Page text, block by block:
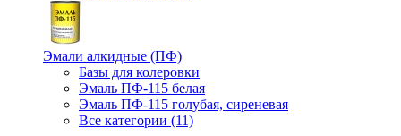
Эмали алкидные (ПФ)
Базы для колеровки
Эмаль ПФ-115 белая
Эмаль ПФ-115 голубая, сиреневая
Все категории (11)